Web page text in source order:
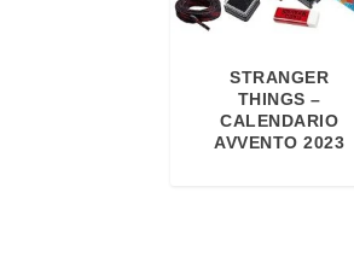
STRANGER
THINGS –
CALENDARIO
AVVENTO 2023